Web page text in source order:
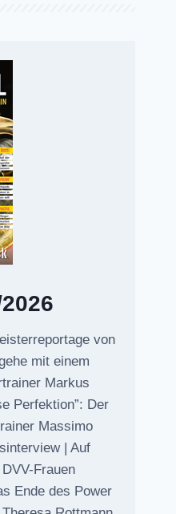
von
mit einem
Markus
Perfektion”: Der
Massimo
| Auf
Frauen
Ende des Power